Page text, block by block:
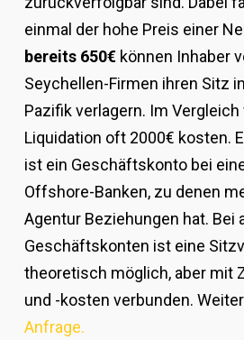
einmal der hohe Preis einer
bereits 650€können Inhaber
Seychellen-Firmen ihren Sitz
Pazifik verlagern. Im
Liquidation oft 2000€ kosten.
ist ein Geschäftskonto bei
Offshore-Banken, zu denen
Agentur Beziehungen hat. Bei
Geschäftskonten ist eine
theoretisch möglich, aber mit
und -kosten verbunden.
Anfrage.